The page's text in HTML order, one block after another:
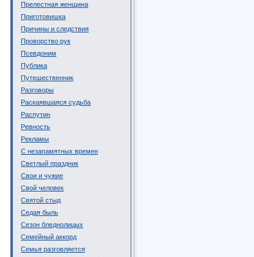
Прелестная женщина
Приготовишка
Причины и следствия
Проворство рук
Псевдоним
Публика
Путешественник
Разговоры
Раскаявшаяся судьба
Распутин
Ревность
Рекламы
С незапамятных времен
Светлый праздник
Свои и чужие
Свой человек
Святой стыд
Седая быль
Сезон бледнолицых
Семейный аккорд
Семья разговляется